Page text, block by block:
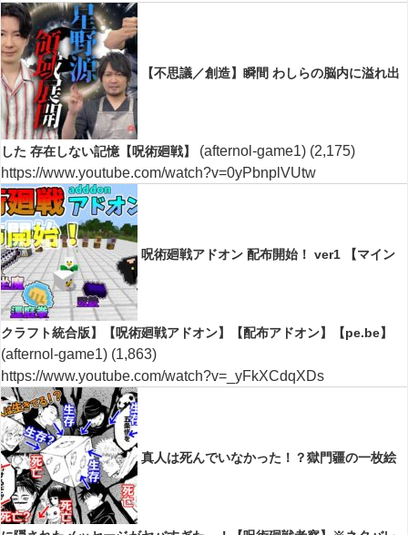
【不思議／創造】瞬間 わしらの脳内に溢れ出
した 存在しない記憶【呪術廻戦】 (afternol-game1) (2,175)
https://www.youtube.com/watch?v=0yPbnplVUtw
呪術廻戦アドオン 配布開始！ ver1 【マイン
クラフト統合版】【呪術廻戦アドオン】【配布アドオン】【pe.be】
(afternol-game1) (1,863)
https://www.youtube.com/watch?v=_yFkXCdqXDs
真人は死んでいなかった！？獄門疆の一枚絵